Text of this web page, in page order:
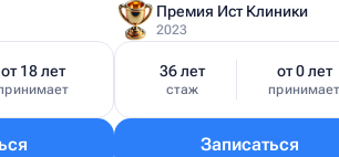
от 18 лет
Премия Ист Клиники
2023
36 лет
стаж
от 0 лет
принимает
Записаться